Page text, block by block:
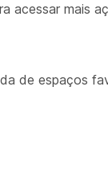
acessar mais
de espaços